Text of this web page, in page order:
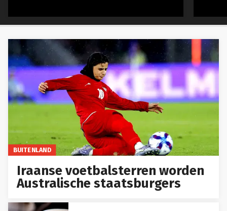
BUITENLAND
Iraanse voetbalsterren worden
Australische staatsburgers